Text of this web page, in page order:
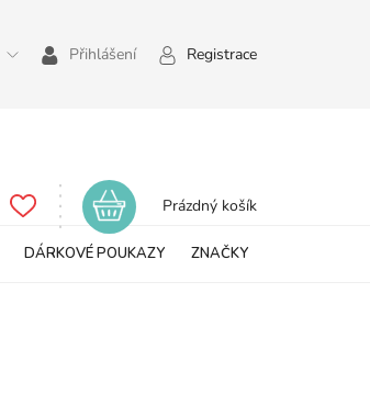
Přihlášení Registrace
Nákupní
Prázdný košík
DÁRKOVÉ POUKAZY ZNAČKY